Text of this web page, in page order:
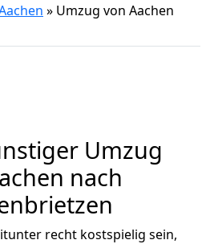
» Umzug von Aachen
Umzug
nach
recht kostspielig sein,